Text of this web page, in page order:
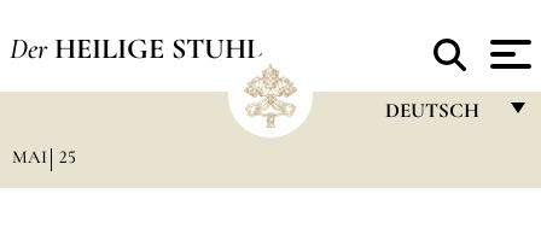
Der HEILIGE STUHL
DEUTSCH
MAI 25